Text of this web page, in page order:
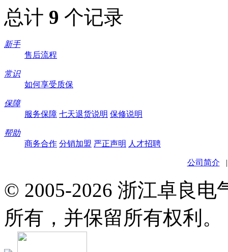
总计 9 个记录
新手
售后流程
常识
如何享受质保
保障
服务保障 七天退货说明 保修说明
帮助
商务合作 分销加盟 严正声明 人才招聘
公司简介
© 2005-2026 浙江卓良
所有，并保留所有权利。